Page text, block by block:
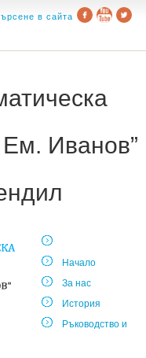
в сайта
Иванов”
Начало
За нас
История
Ръководство и